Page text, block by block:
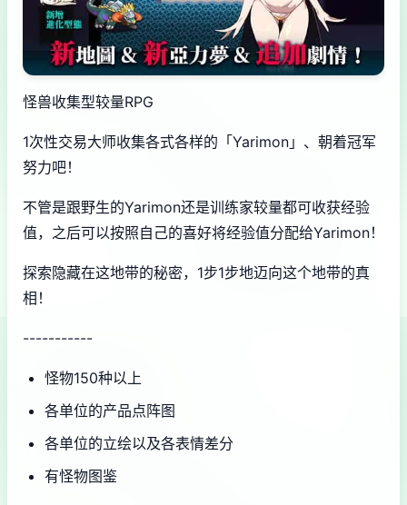
怪兽收集型较量RPG
1次性交易大师收集各式各样的「Yarimon」、朝着冠军
努力吧！
不管是跟野生的Yarimon还是训练家较量都可收获经验
值，之后可以按照自己的喜好将经验值分配给Yarimon！
探索隐藏在这地带的秘密，1步1步地迈向这个地带的真
相！
-----------
怪物150种以上
各单位的产品点阵图
各单位的立绘以及各表情差分
有怪物图鉴